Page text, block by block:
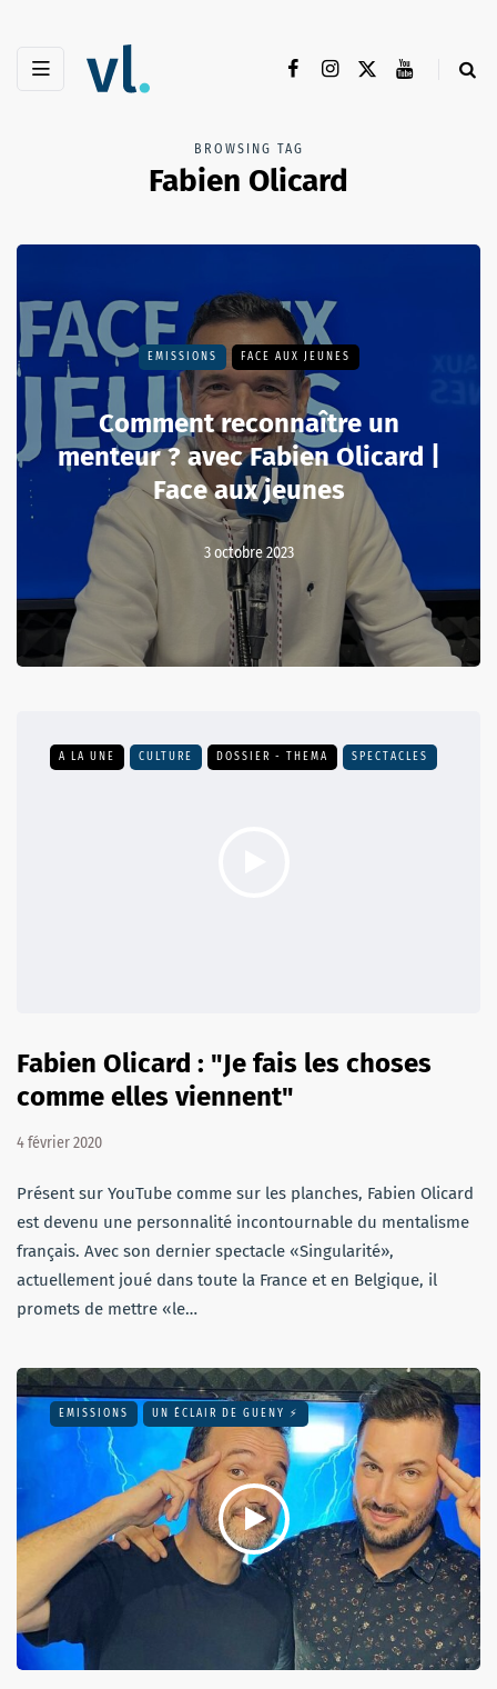
BROWSING TAG
Fabien Olicard
EMISSIONS FACE AUX JEUNES
Comment reconnaître un
menteur ? avec Fabien Olicard |
Face aux jeunes
3 octobre 2023
A LA UNE CULTURE DOSSIER - THEMA SPECTACLES
Fabien Olicard : "Je fais les choses
comme elles viennent"
4 février 2020
Présent sur YouTube comme sur les planches, Fabien Olicard
est devenu une personnalité incontournable du mentalisme
français. Avec son dernier spectacle «Singularité»,
actuellement joué dans toute la France et en Belgique, il
promets de mettre «le…
EMISSIONS UN ÉCLAIR DE GUENY ⚡️